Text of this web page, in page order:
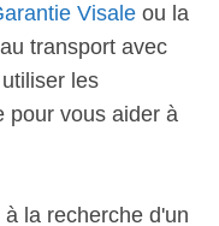
Visale ou la
transport avec
les
pour vous aider à
la recherche d'un